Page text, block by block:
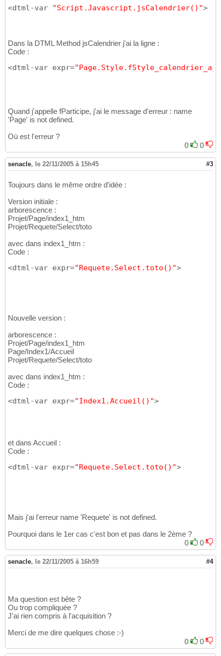
<dtml-var "Script.Javascript.jsCalendrier()">
Dans la DTML Method jsCalendrier j'ai la ligne :
Code :
<dtml-var expr=
Quand j'appelle fParticipe, j'ai le message d'erreur : name
'Page' is not defined.
Où est l'erreur ?
0
0
senacle, le 22/11/2005 à 15h45 #3
Toujours dans le même ordre d'idée :
Version initiale :
arborescence :
Projet/Page/index1_htm
Projet/Requete/Select/toto
avec dans index1_htm :
Code :
<dtml-var expr="Requete.Select.toto()">
Nouvelle version :
arborescence :
Projet/Page/index1_htm
Page/Index1/Accueil
Projet/Requete/Select/toto
avec dans index1_htm :
Code :
<dtml-var expr="Index1.Accueil()">
et dans Accueil :
Code :
<dtml-var expr="Requete.Select.toto()">
Mais j'ai l'erreur name 'Requete' is not defined.
Pourquoi dans le 1er cas c'est bon et pas dans le 2ème ?
0
0
senacle, le 22/11/2005 à 16h59 #4
Ma question est bête ?
Ou trop compliquée ?
J'ai rien compris à l'acquisition ?
Merci de me dire quelques chose :-)
0
0